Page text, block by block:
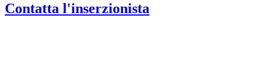
Contatta l'inserzionista